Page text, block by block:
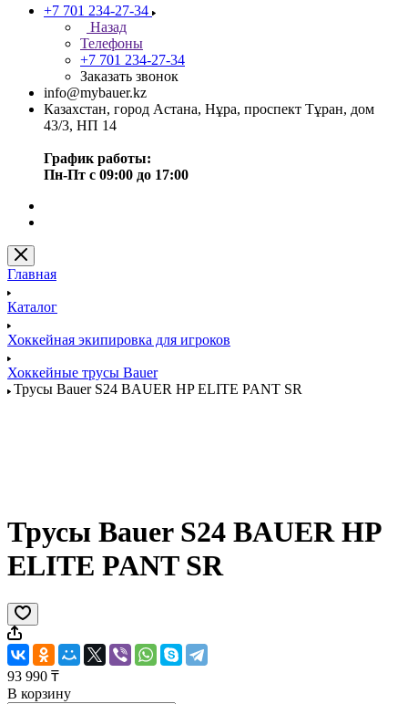
+7 701 234-27-34
Назад
Телефоны
+7 701 234-27-34
Заказать звонок
info@mybauer.kz
Казахстан, город Астана, Нұра, проспект Тұран, дом
43/3, НП 14
График работы:
Пн-Пт с 09:00 до 17:00
Главная
Каталог
Хоккейная экипировка для игроков
Хоккейные трусы Bauer
Трусы Bauer S24 BAUER HP ELITE PANT SR
Трусы Bauer S24 BAUER HP
ELITE PANT SR
93 990 ₸
В корзину